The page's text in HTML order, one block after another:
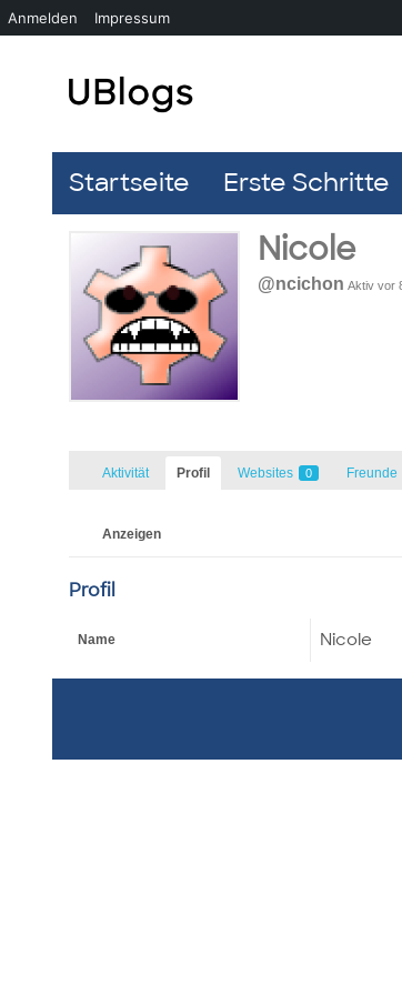
Startseite Erste Schritte
Nicole
@ncichon Aktiv vor
Aktivität Profil Websites 0 Freunde
Anzeigen
Profil
Name Nicole
Anmelden Impressum